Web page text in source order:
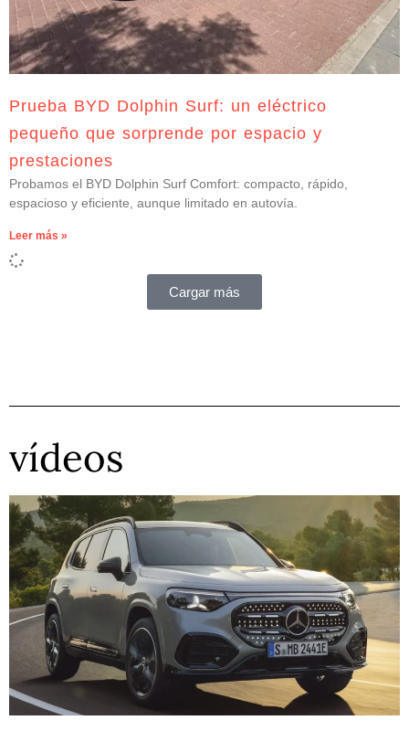
Prueba BYD Dolphin Surf: un eléctrico
pequeño que sorprende por espacio y
prestaciones
Probamos el BYD Dolphin Surf Comfort: compacto, rápido,
espacioso y eficiente, aunque limitado en autovía.
Leer más »
Cargar más
vídeos